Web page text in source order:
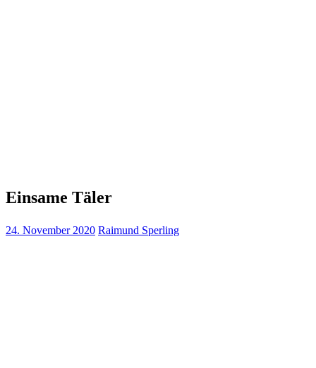
Einsame Täler
24. November 2020 Raimund Sperling